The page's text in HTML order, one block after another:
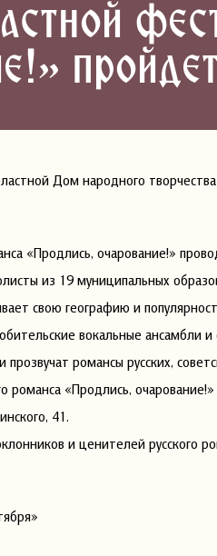
Дом народного
«Продлись, очарование!»
из 19 муниципальных
свою географию и
вокальные ансамбли
романсы русских,
романса «Продлись,
41.
и ценителей русского